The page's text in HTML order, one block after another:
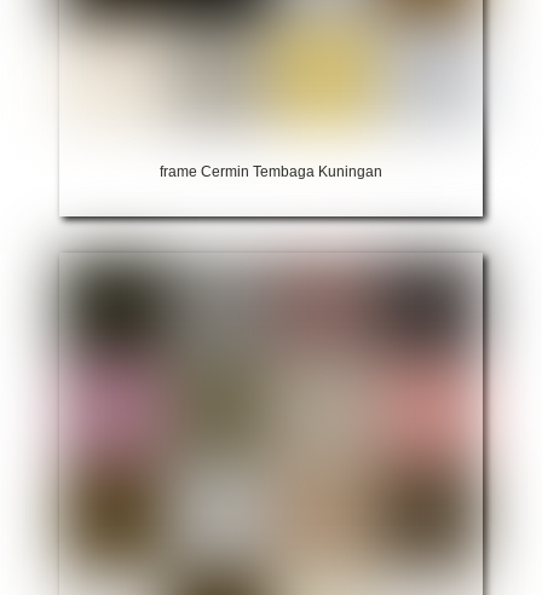
frame Cermin Tembaga Kuningan